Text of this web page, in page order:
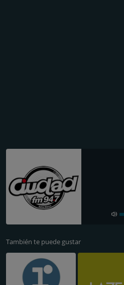
También te puede gustar